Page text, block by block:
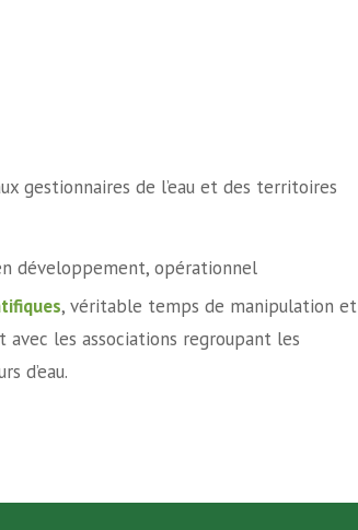
gestionnaires de l’eau et des territoires
développement, opérationnel
, véritable temps de manipulation et
avec les associations regroupant les
d’eau.